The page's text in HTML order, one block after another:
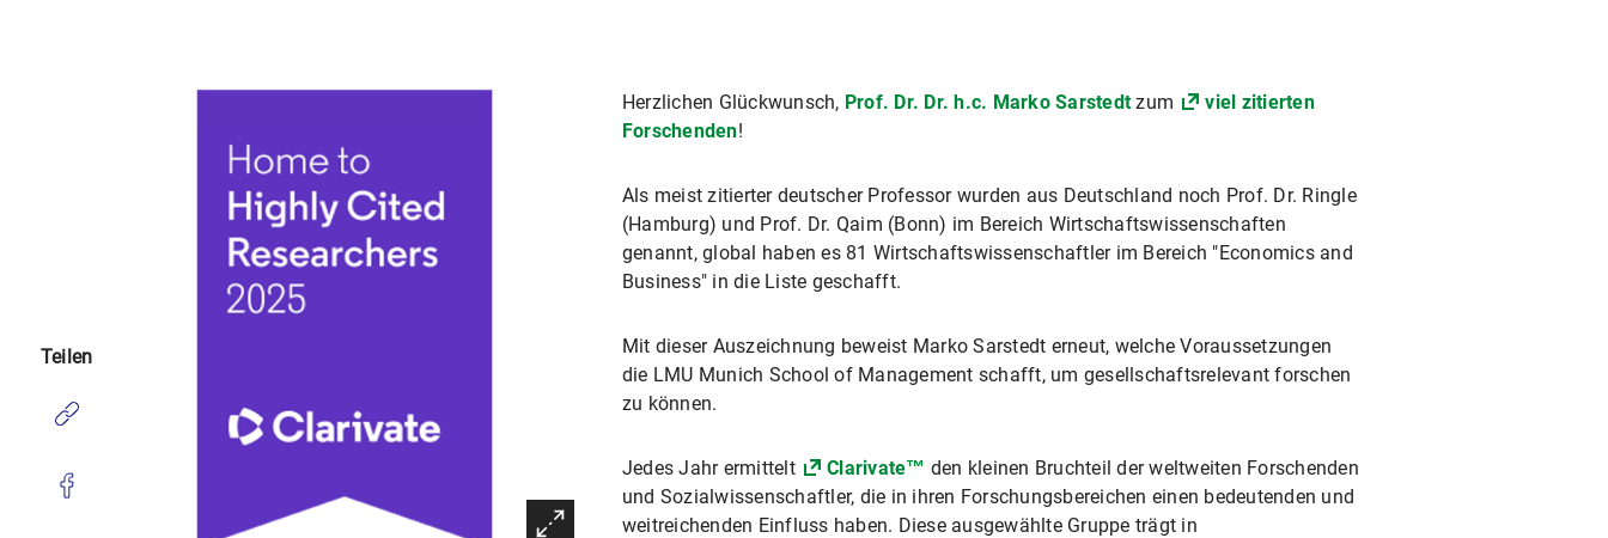
Herzlichen Glückwunsch, Prof. Dr. Dr. h.c. Marko Sarstedtzum
viel zitierten
Forschenden!
Als meist zitierter deutscher Professor wurden aus Deutschland noch Prof. Dr. Ringle
(Hamburg) und Prof. Dr. Qaim (Bonn) im Bereich Wirtschaftswissenschaften
genannt, global haben es 81 Wirtschaftswissenschaftler im Bereich "Economics and
Business" in die Liste geschafft.
Mit dieser Auszeichnung beweist Marko Sarstedt erneut, welche Voraussetzungen
die LMU Munich School of Management schafft, um gesellschaftsrelevant forschen
zu können.
Jedes Jahr ermittelt Clarivate™ den kleinen Bruchteil der weltweiten Forschenden
und Sozialwissenschaftler, die in ihren Forschungsbereichen einen bedeutenden und
weitreichenden Einfluss haben. Diese ausgewählte Gruppe trägt in
Teilen